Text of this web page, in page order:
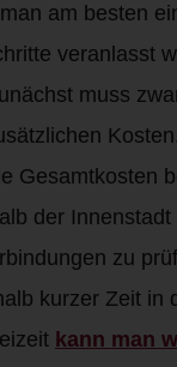
am besten
veranlasst
muss
Gesamtkosten
der
zu
kurzer Zeit in
kann man